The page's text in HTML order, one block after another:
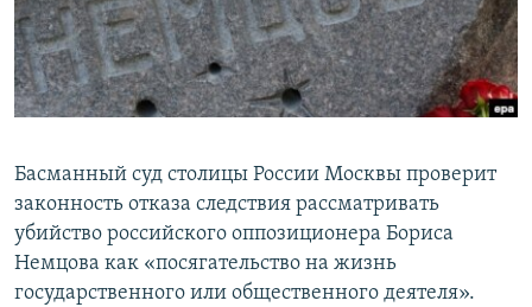
ПОБЕДИТЕЛЕЙ НЕ СУДЯТ?
КРЫМ.НЕПОКОРЕННЫЙ
ELIFBE
ПРИСОЕДИНЯЙТЕСЬ!
Все сайты RFE/RL
Басманный суд столицы России Москвы проверит
законность отказа следствия рассматривать
убийство российского оппозиционера Бориса
Немцова как «посягательство на жизнь
государственного или общественного деятеля».